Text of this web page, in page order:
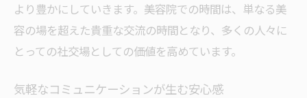
より豊かにしていきます。美容院での時間は、単なる美
容の場を超えた貴重な交流の時間となり、多くの人々に
とっての社交場としての価値を高めています。
気軽なコミュニケーションが生む安心感